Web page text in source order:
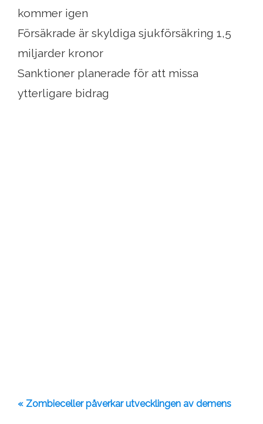
kommer igen
Försäkrade är skyldiga sjukförsäkring 1,5
miljarder kronor
Sanktioner planerade för att missa
ytterligare bidrag
« Zombieceller påverkar utvecklingen av demens